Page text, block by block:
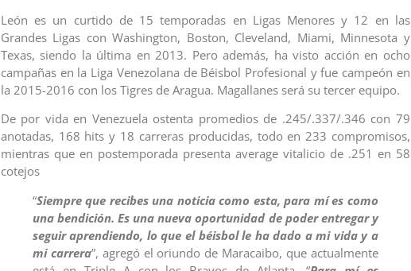
León es un curtido de 15 temporadas en Ligas Menores y 12 en las
Grandes Ligas con Washington, Boston, Cleveland, Miami, Minnesota y
Texas, siendo la última en 2013. Pero además, ha visto acción en ocho
campañas en la Liga Venezolana de Béisbol Profesional y fue campeón en
la 2015-2016 con los Tigres de Aragua. Magallanes será su tercer equipo.
De por vida en Venezuela ostenta promedios de .245/.337/.346 con 79
anotadas, 168 hits y 18 carreras producidas, todo en 233 compromisos,
mientras que en postemporada presenta average vitalicio de .251 en 58
cotejos
“Siempre que recibes una noticia como esta, para mí es como
una bendición. Es una nueva oportunidad de poder entregar y
seguir aprendiendo, lo que el béisbol le ha dado a mi vida y a
mi carrera”, agregó el oriundo de Maracaibo, que actualmente